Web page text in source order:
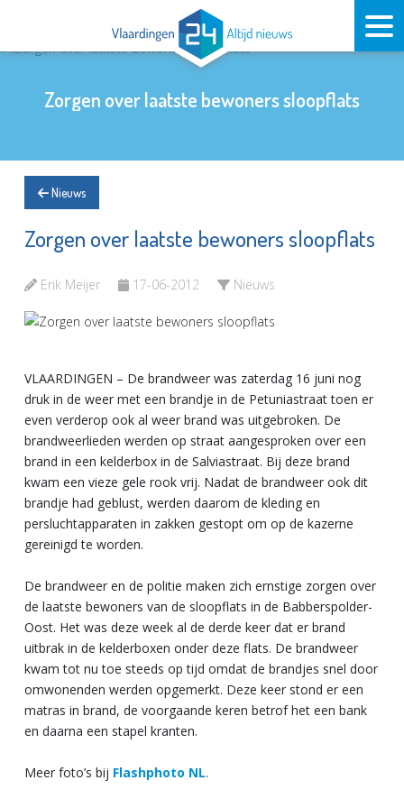
Zorgen over laatste bewoners sloopflats
Nieuws
Zorgen over laatste bewoners sloopflats
Erik Meijer 17-06-2012 Nieuws
VLAARDINGEN – De brandweer was zaterdag 16 juni nog
druk in de weer met een brandje in de Petuniastraat toen er
even verderop ook al weer brand was uitgebroken. De
brandweerlieden werden op straat aangesproken over een
brand in een kelderbox in de Salviastraat. Bij deze brand
kwam een vieze gele rook vrij. Nadat de brandweer ook dit
brandje had geblust, werden daarom de kleding en
persluchtapparaten in zakken gestopt om op de kazerne
gereinigd te worden.
De brandweer en de politie maken zich ernstige zorgen over
de laatste bewoners van de sloopflats in de Babberspolder-
Oost. Het was deze week al de derde keer dat er brand
uitbrak in de kelderboxen onder deze flats. De brandweer
kwam tot nu toe steeds op tijd omdat de brandjes snel door
omwonenden werden opgemerkt. Deze keer stond er een
matras in brand, de voorgaande keren betrof het een bank
en daarna een stapel kranten.
Meer foto’s bij Flashphoto NL.